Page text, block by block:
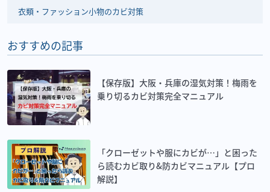
衣類・ファッション小物のカビ対策
おすすめの記事
【保存版】大阪・兵庫の湿気対策！梅雨を
乗り切るカビ対策完全マニュアル
「クローゼットや服にカビが…」と困った
ら読むカビ取り&防カビマニュアル【プロ
解説】